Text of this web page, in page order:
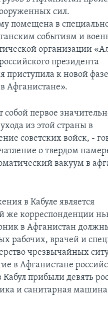
сил.
помещена в
событиям и
организации
президента
приступила к новой фазе
Афганистане».
первое
из этой страны в
советских войск, -
о твердом
вакуум в
в Кабуле является
же корреспонденции
в Афганистан
рабочих, врачей и
чрезвычайных
в Афганистане
Кабул прибыли девять
и санитарная